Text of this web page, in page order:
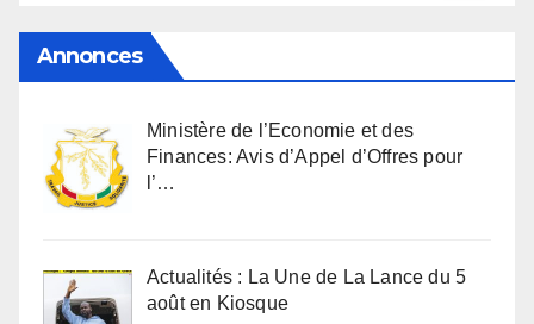
Annonces
Ministère de l’Economie et des
Finances: Avis d’Appel d’Offres pour
l’…
Actualités : La Une de La Lance du 5
août en Kiosque